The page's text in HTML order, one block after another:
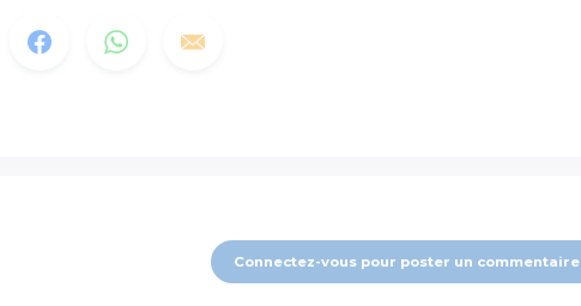
Connectez-vous pour poster un commentaire